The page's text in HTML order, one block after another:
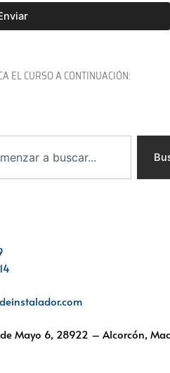
EL CURSO A CONTINUACIÓN:
Mayo 6, 28922 – Alcorcón,